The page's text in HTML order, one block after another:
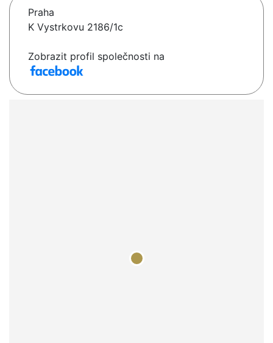
Praha
K Vystrkovu 2186/1c
Zobrazit profil společnosti na